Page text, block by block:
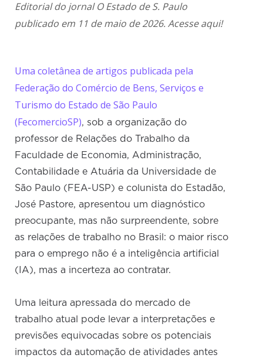
Editorial do jornal O Estado de S. Paulo
publicado em 11 de maio de 2026.Acesse aqui!
Uma coletânea de artigos publicada pela
Federação do Comércio de Bens, Serviços e
Turismo do Estado de São Paulo
(FecomercioSP), sob a organização do
professor de Relações do Trabalho da
Faculdade de Economia, Administração,
Contabilidade e Atuária da Universidade de
São Paulo (FEA-USP) e colunista do Estadão,
José Pastore, apresentou um diagnóstico
preocupante, mas não surpreendente, sobre
as relações de trabalho no Brasil: o maior risco
para o emprego não é a inteligência artificial
(IA), mas a incerteza ao contratar.
Uma leitura apressada do mercado de
trabalho atual pode levar a interpretações e
previsões equivocadas sobre os potenciais
impactos da automação de atividades antes